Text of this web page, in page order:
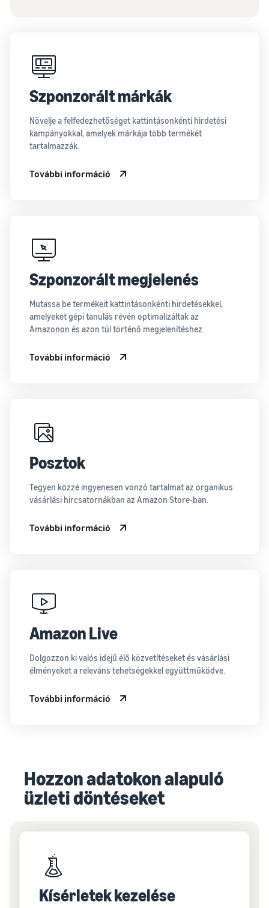
Szponzorált márkák
Növelje a felfedezhetőséget kattintásonkénti hirdetési
kampányokkal, amelyek márkája több termékét
tartalmazzák.
További információ
Szponzorált megjelenés
Mutassa be termékeit kattintásonkénti hirdetésekkel,
amelyeket gépi tanulás révén optimalizáltak az
Amazonon és azon túl történő megjelenítéshez.
További információ
Posztok
Tegyen közzé ingyenesen vonzó tartalmat az organikus
vásárlási hírcsatornákban az Amazon Store-ban.
További információ
Amazon Live
Dolgozzon ki valós idejű élő közvetítéseket és vásárlási
élményeket a releváns tehetségekkel együttműködve.
További információ
Hozzon adatokon alapuló
üzleti döntéseket
Kísérletek kezelése